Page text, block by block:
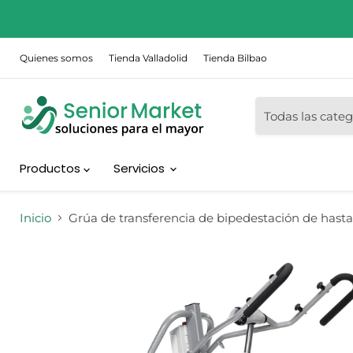
Quienes somos Tienda Valladolid Tienda Bilbao
Todas las
Productos Servicios
Inicio Grúa de transferencia de bipedestación de